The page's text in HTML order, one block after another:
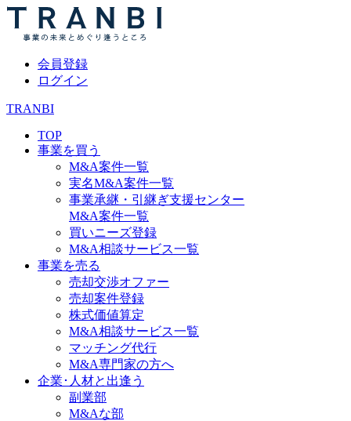
会員登録
ログイン
TRANBI
TOP
事業を買う
M&A案件一覧
実名M&A案件一覧
事業承継・引継ぎ支援センター
M&A案件一覧
買いニーズ登録
M&A相談サービス一覧
事業を売る
売却交渉オファー
売却案件登録
株式価値算定
M&A相談サービス一覧
マッチング代行
M&A専門家の方へ
企業･人材と出逢う
副業部
M&Aな部